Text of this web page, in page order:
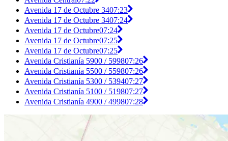
Avenida 17 de Octubre 3407:23
Avenida 17 de Octubre 3407:24
Avenida 17 de Octubre07:24
Avenida 17 de Octubre07:25
Avenida 17 de Octubre07:25
Avenida Cristianía 5900 / 599807:26
Avenida Cristianía 5500 / 559807:26
Avenida Cristianía 5300 / 539407:27
Avenida Cristianía 5100 / 519807:27
Avenida Cristianía 4900 / 499807:28